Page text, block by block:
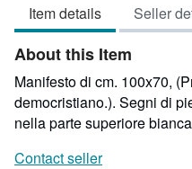
Item details Seller
About this Item
Manifesto di cm. 100x70,
democristiano.). Segni di
nella parte superiore
Contact seller